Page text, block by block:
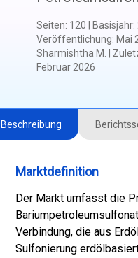
Seiten: 120 Basisjahr:
Veröffentlichung: Mai
Sharmishtha M.
Februar 2026
Beschreibung
Marktdefinition
Der Markt umfasst die
Verbindung, die aus
Sulfonierung